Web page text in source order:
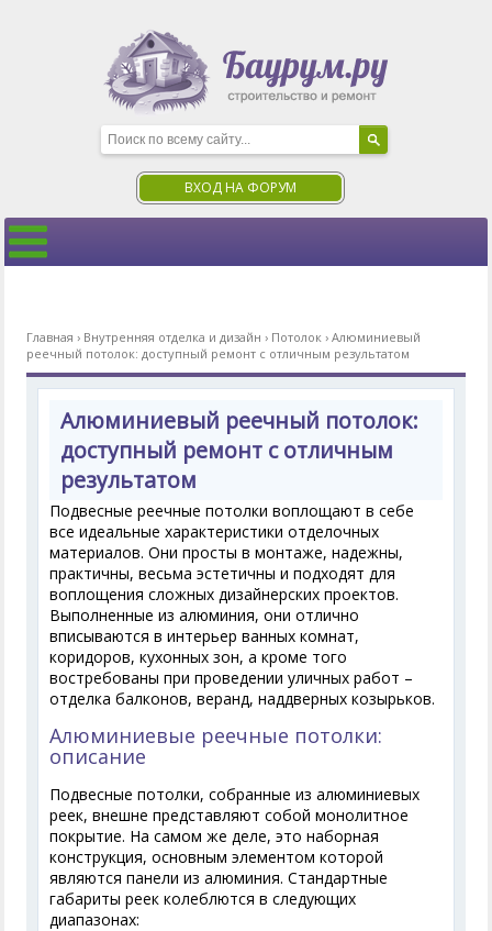
ВХОД НА ФОРУМ
Главная › Внутренняя отделка и дизайн › Потолок ›Алюминиевый
реечный потолок: доступный ремонт с отличным результатом
Алюминиевый реечный потолок:
доступный ремонт с отличным
результатом
Подвесные реечные потолки воплощают в себе
все идеальные характеристики отделочных
материалов. Они просты в монтаже, надежны,
практичны, весьма эстетичны и подходят для
воплощения сложных дизайнерских проектов.
Выполненные из алюминия, они отлично
вписываются в интерьер ванных комнат,
коридоров, кухонных зон, а кроме того
востребованы при проведении уличных работ –
отделка балконов, веранд, наддверных козырьков.
Алюминиевые реечные потолки:
описание
Подвесные потолки, собранные из алюминиевых
реек, внешне представляют собой монолитное
покрытие. На самом же деле, это наборная
конструкция, основным элементом которой
являются панели из алюминия. Стандартные
габариты реек колеблются в следующих
диапазонах: